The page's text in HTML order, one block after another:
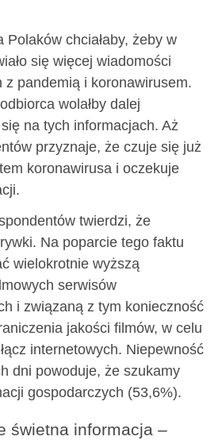
Polaków chciałaby, żeby w
się więcej wiadomości
z pandemią i koronawirusem.
wolałby dalej
na tych informacjach. Aż
przyznaje, że czuje się już
koronawirusa i oczekuje
twierdzi, że
Na poparcie tego faktu
wielokrotnie wyższą
serwisów
i związaną z tym konieczność
jakości filmów, w celu
internetowych. Niepewność
dni powoduje, że szukamy
gospodarczych (53,6%).
świetna informacja –